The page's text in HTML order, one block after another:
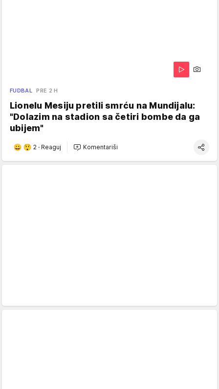
FUDBAL PRE 2 H
Lionelu Mesiju pretili smrću na Mundijalu:
"Dolazim na stadion sa četiri bombe da ga
ubijem"
2 · Reaguj Komentariši